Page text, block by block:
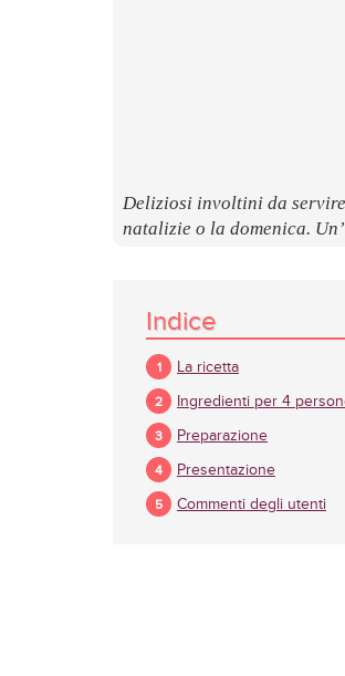
Deliziosi involtini da
natalizie o la domenica.
Indice
La ricetta
Ingredienti per 4
Preparazione
Presentazione
Commenti degli utenti